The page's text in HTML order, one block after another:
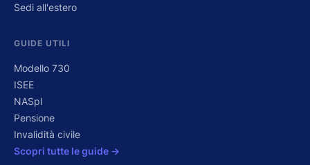
Sedi all'estero
GUIDE UTILI
Modello 730
ISEE
NASpI
Pensione
Invalidità civile
Scopri tutte le guide →